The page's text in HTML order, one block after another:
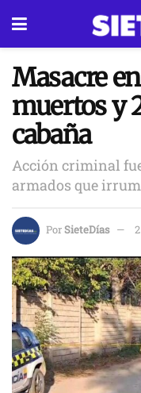
Masacre
muertos y
cabaña
Acción criminal
armados que
PorSieteDías